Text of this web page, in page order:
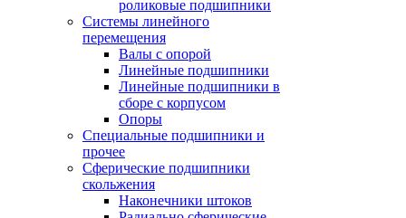
роликовые подшипники
Системы линейного
перемещения
Валы с опорой
Линейные подшипники
Линейные подшипники в
сборе с корпусом
Опоры
Специальные подшипники и
прочее
Сферические подшипники
скольжения
Наконечники штоков